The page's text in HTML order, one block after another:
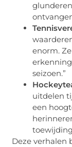
enorm.
seizoen.”
uitdelen
een
Deze verhalen